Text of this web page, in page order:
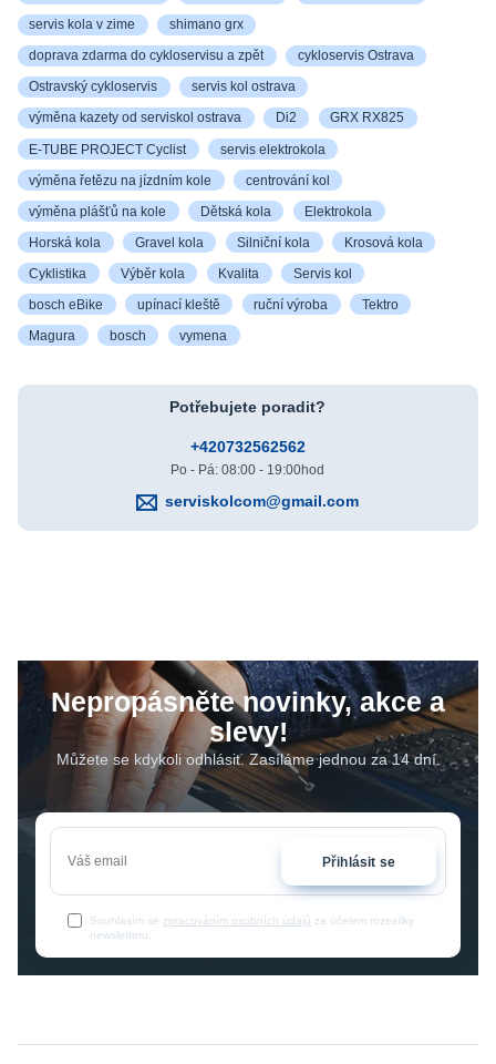
servis kola v zime shimano grx
doprava zdarma do cykloservisu a zpět cykloservis Ostrava
Ostravský cykloservis servis kol ostrava
výměna kazety od serviskol ostrava Di2 GRX RX825
E-TUBE PROJECT Cyclist servis elektrokola
výměna řetězu na jízdním kole centrování kol
výměna plášťů na kole Dětská kola Elektrokola
Horská kola Gravel kola Silniční kola Krosová kola
Cyklistika Výběr kola Kvalita Servis kol
bosch eBike upínací kleště ruční výroba Tektro
Magura bosch vymena
Potřebujete poradit?
+420732562562
Po - Pá: 08:00 - 19:00hod
serviskolcom@gmail.com
Nepropásněte novinky, akce a
slevy!
Můžete se kdykoli odhlásit. Zasíláme jednou za 14 dní.
Přihlásit se
Souhlasím se zpracováním osobních údajů za účelem rozesílky
newsletteru.